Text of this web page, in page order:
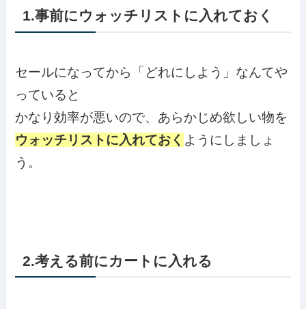
1.事前にウォッチリストに入れておく
セールになってから「どれにしよう」なんてや
っていると
かなり効率が悪いので、あらかじめ欲しい物を
ウォッチリストに入れておく ようにしましょ
う。
2.考える前にカートに入れる